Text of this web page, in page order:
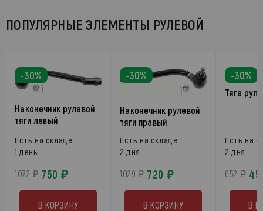
ПОПУЛЯРНЫЕ ЭЛЕМЕНТЫ РУЛЕВОЙ
-30%
Наконечник рулевой
тяги левый
Есть на складе
1 день
1072 ₽ 750 ₽
В КОРЗИНУ
-30%
Наконечник рулевой
тяги правый
Есть на складе
2 дня
1029 ₽ 720 ₽
В КОРЗИНУ
-30%
Тяга
Есть на
2 дня
652 ₽
В